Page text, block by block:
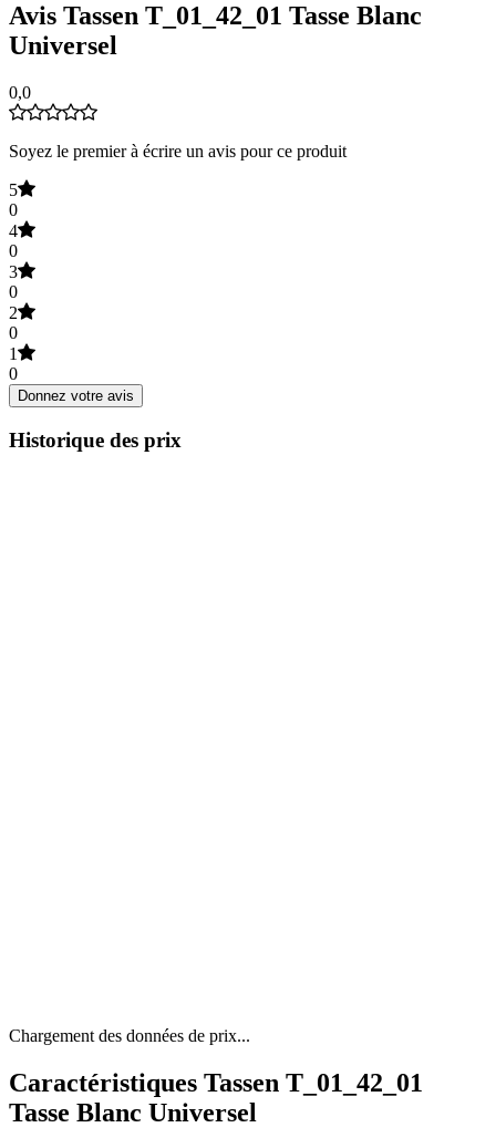
Avis Tassen T_01_42_01 Tasse Blanc
Universel
0,0
Soyez le premier à écrire un avis pour ce produit
5
0
4
0
3
0
2
0
1
0
Donnez votre avis
Historique des prix
Chargement des données de prix...
Caractéristiques Tassen T_01_42_01
Tasse Blanc Universel